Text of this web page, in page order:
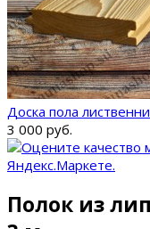
Доска пола
3 000 руб.
Полок из